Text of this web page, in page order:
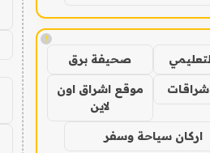
!
صحيفة برق
موقع اشراق اون
لاين
اركان سياحة وسفر